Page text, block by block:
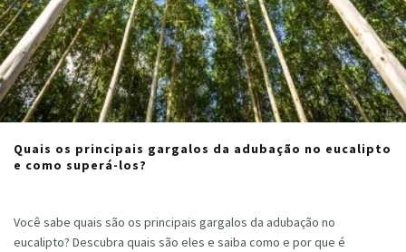
Quais os principais gargalos da adubação no eucalipto
e como superá-los?
Você sabe quais são os principais gargalos da adubação no
eucalipto? Descubra quais são eles e saiba como e por que é